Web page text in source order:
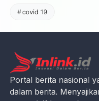
covid 19
Portal berita nasional
dalam berita.